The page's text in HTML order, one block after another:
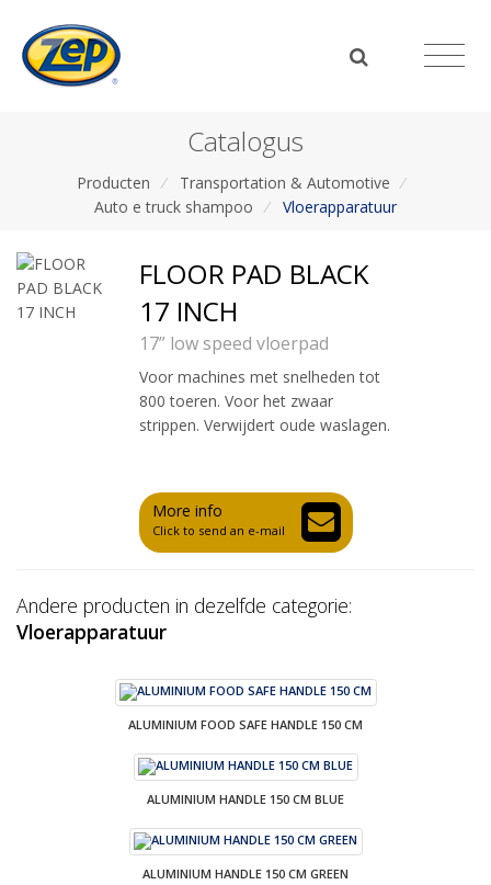
Catalogus
Producten / Transportation & Automotive /
Auto e truck shampoo / Vloerapparatuur
FLOOR PAD BLACK
17 INCH
17” low speed vloerpad
Voor machines met snelheden tot
800 toeren. Voor het zwaar
strippen. Verwijdert oude waslagen.
More info
Click to send an e-mail
Andere producten in dezelfde categorie:
Vloerapparatuur
ALUMINIUM FOOD SAFE HANDLE 150 CM
ALUMINIUM HANDLE 150 CM BLUE
ALUMINIUM HANDLE 150 CM GREEN